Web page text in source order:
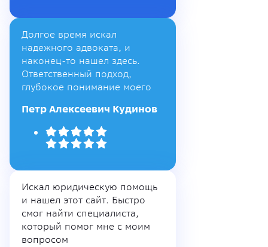
Долгое время искал
надежного адвоката, и
наконец-то нашел здесь.
Ответственный подход,
глубокое понимание моего
Петр Алексеевич Кудинов
Искал юридическую помощь
и нашел этот сайт. Быстро
смог найти специалиста,
который помог мне с моим
вопросом